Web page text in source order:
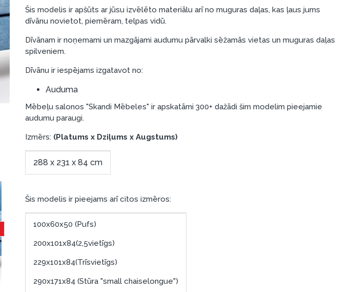
Šis modelis ir apšūts ar jūsu izvēlēto materiālu arī no muguras daļas, kas ļaus jums
dīvānu novietot, piemēram, telpas vidū.
Dīvānam ir noņemami un mazgājami audumu pārvalki sēžamās vietas un muguras daļas
spilveniem.
Dīvānu ir iespējams izgatavot no:
Auduma
Mēbeļu salonos "Skandi Mēbeles" ir apskatāmi 300+ dažādi šim modelim pieejamie
audumu paraugi.
Izmērs: (Platums x Dziļums x Augstums)
288 x 231 x 84 cm
Šis modelis ir pieejams arī citos izmēros:
100x60x50 (Pufs)
200x101x84(2,5vietīgs)
229x101x84(Trīsvietīgs)
290x171x84 (Stūra "small chaiselongue")